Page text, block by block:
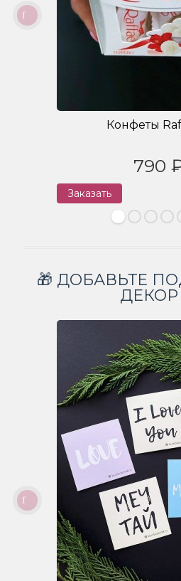
Конфеты
790
Заказать
🎁 ДОБАВЬТЕ
ДЕКОР